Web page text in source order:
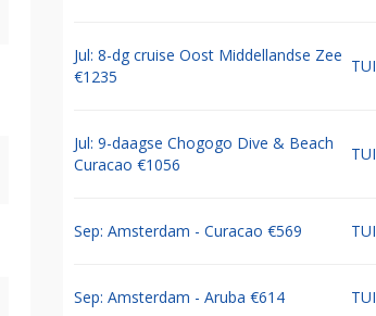
Jul: 8-dg cruise Oost Middellandse Zee
€1235
TUI
Jul: 9-daagse Chogogo Dive & Beach
Curacao €1056
TUI
Sep: Amsterdam - Curacao €569 TUI
Sep: Amsterdam - Aruba €614 TUI